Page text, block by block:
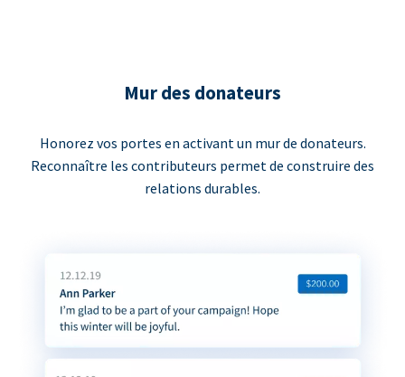
Mur des donateurs
Honorez vos portes en activant un mur de donateurs.
Reconnaître les contributeurs permet de construire des
relations durables.